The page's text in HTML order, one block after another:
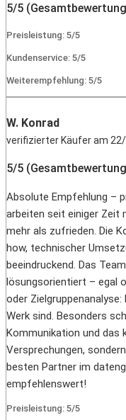
5/5
Preisleistung: 5/5
Kundenservice: 5/5
Weiterempfehlung: 5/5
W. Konrad
verifizierter Käufer am
5/5
Absolute Empfehlung –
arbeiten seit einiger Zeit
mehr als zufrieden. Die
how, technischer
beeindruckend. Das
lösungsorientiert – egal
oder
Werk sind. Besonders
Kommunikation und das
Versprechungen,
besten Partner im
empfehlenswert!
Preisleistung: 5/5